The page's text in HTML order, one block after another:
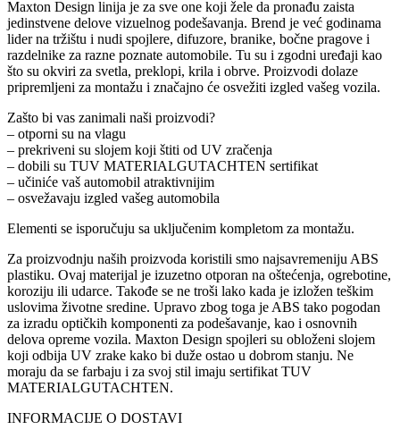
Maxton Design linija je za sve one koji žele da pronađu zaista
jedinstvene delove vizuelnog podešavanja. Brend je već godinama
lider na tržištu i nudi spojlere, difuzore, branike, bočne pragove i
razdelnike za razne poznate automobile. Tu su i zgodni uređaji kao
što su okviri za svetla, preklopi, krila i obrve. Proizvodi dolaze
pripremljeni za montažu i značajno će osvežiti izgled vašeg vozila.
Zašto bi vas zanimali naši proizvodi?
– otporni su na vlagu
– prekriveni su slojem koji štiti od UV zračenja
– dobili su TUV MATERIALGUTACHTEN sertifikat
– učiniće vaš automobil atraktivnijim
– osvežavaju izgled vašeg automobila
Elementi se isporučuju sa uključenim kompletom za montažu.
Za proizvodnju naših proizvoda koristili smo najsavremeniju ABS
plastiku. Ovaj materijal je izuzetno otporan na oštećenja, ogrebotine,
koroziju ili udarce. Takođe se ne troši lako kada je izložen teškim
uslovima životne sredine. Upravo zbog toga je ABS tako pogodan
za izradu optičkih komponenti za podešavanje, kao i osnovnih
delova opreme vozila. Maxton Design spojleri su obloženi slojem
koji odbija UV zrake kako bi duže ostao u dobrom stanju. Ne
moraju da se farbaju i za svoj stil imaju sertifikat TUV
MATERIALGUTACHTEN.
INFORMACIJE O DOSTAVI